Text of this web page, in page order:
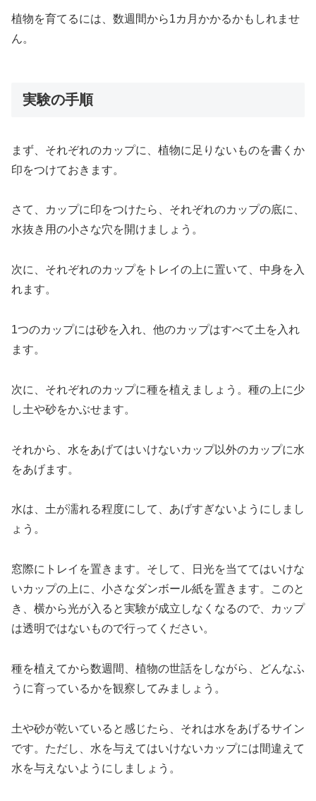
植物を育てるには、数週間から1カ月かかるかもしれませ
ん。
実験の手順
まず、それぞれのカップに、植物に足りないものを書くか
印をつけておきます。
さて、カップに印をつけたら、それぞれのカップの底に、
水抜き用の小さな穴を開けましょう。
次に、それぞれのカップをトレイの上に置いて、中身を入
れます。
1つのカップには砂を入れ、他のカップはすべて土を入れ
ます。
次に、それぞれのカップに種を植えましょう。種の上に少
し土や砂をかぶせます。
それから、水をあげてはいけないカップ以外のカップに水
をあげます。
水は、土が濡れる程度にして、あげすぎないようにしまし
ょう。
窓際にトレイを置きます。そして、日光を当ててはいけな
いカップの上に、小さなダンボール紙を置きます。このと
き、横から光が入ると実験が成立しなくなるので、カップ
は透明ではないもので行ってください。
種を植えてから数週間、植物の世話をしながら、どんなふ
うに育っているかを観察してみましょう。
土や砂が乾いていると感じたら、それは水をあげるサイン
です。ただし、水を与えてはいけないカップには間違えて
水を与えないようにしましょう。